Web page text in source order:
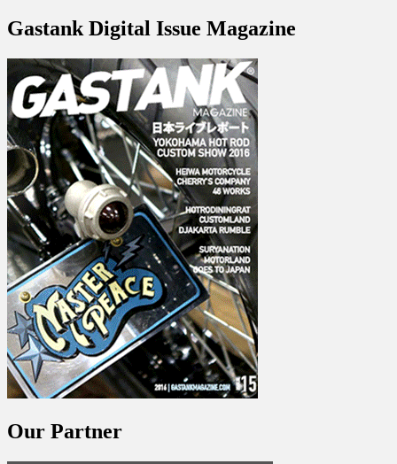
Gastank Digital Issue Magazine
Our Partner